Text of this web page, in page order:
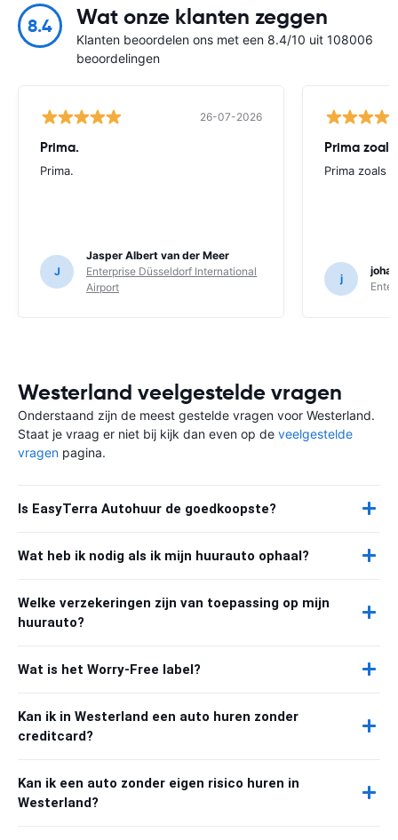
8.4 Wat onze klanten zeggen
Klanten beoordelen ons met een 8.4/10 uit 108006
beoordelingen
26-07-2026
Prima.
Prima.
J
Jasper Albert van der Meer
Enterprise Düsseldorf International
Airport
Prima
Prima zoals
j
Westerland veelgestelde vragen
Onderstaand zijn de meest gestelde vragen voor Westerland.
Staat je vraag er niet bij kijk dan even op de veelgestelde
vragen pagina.
Is EasyTerra Autohuur de goedkoopste?
Wat heb ik nodig als ik mijn huurauto ophaal?
Welke verzekeringen zijn van toepassing op mijn
huurauto?
Wat is het Worry-Free label?
Kan ik in Westerland een auto huren zonder
creditcard?
Kan ik een auto zonder eigen risico huren in
Westerland?